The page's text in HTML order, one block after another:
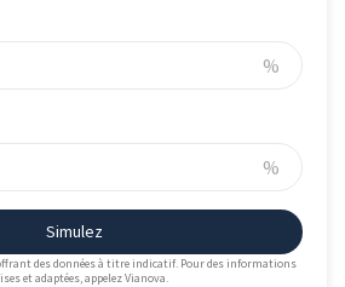
%
%
Simulez
des données à titre indicatif. Pour des informations
et adaptées, appelez Vianova.